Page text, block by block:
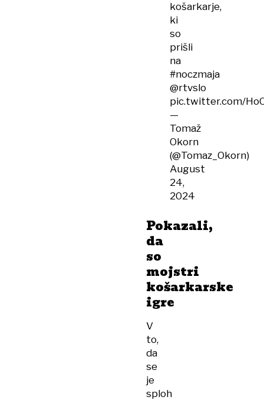
košarkarje,
ki
so
prišli
na
#noczmaja
@rtvslo
pic.twitter.com/
—
Tomaž
Okorn
(@Tomaz_Okorn)
August
24,
2024
Pokazali,
da
so
mojstri
košarkarske
igre
V
to,
da
se
je
sploh